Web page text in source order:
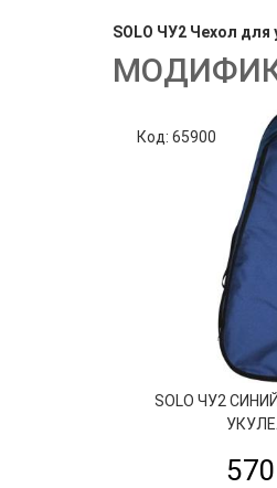
SOLO ЧУ2 Чехол
Код: 65900
SOLO ЧУ2